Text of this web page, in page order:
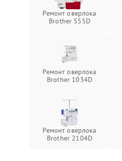
Ремонт оверлока
Brother 555D
Ремонт оверлока
Brother 1034D
Ремонт оверлока
Brother 2104D